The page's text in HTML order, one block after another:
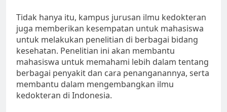
Tidak hanya itu, kampus jurusan ilmu kedokteran
juga memberikan kesempatan untuk mahasiswa
untuk melakukan penelitian di berbagai bidang
kesehatan. Penelitian ini akan membantu
mahasiswa untuk memahami lebih dalam tentang
berbagai penyakit dan cara penanganannya, serta
membantu dalam mengembangkan ilmu
kedokteran di Indonesia.